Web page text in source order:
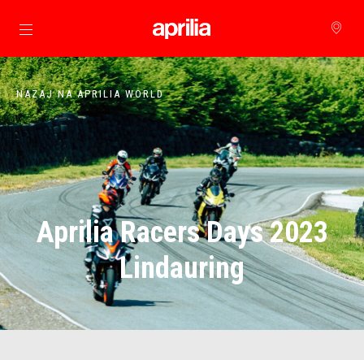
Pojdi na glavno vsebino
NAZAJ NA APRILIA WORLD
Aprilia Racers Days 2023
Lindauring